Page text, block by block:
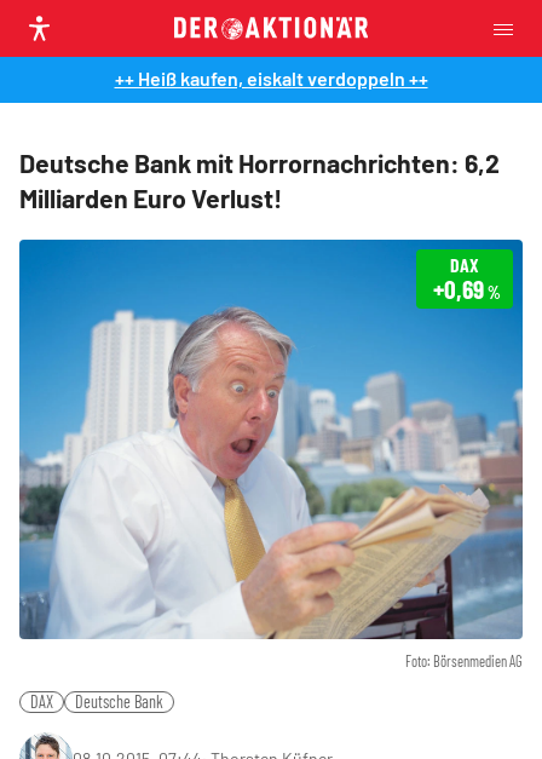
++ Heiß kaufen, eiskalt verdoppeln ++
Deutsche Bank mit Horrornachrichten: 6,2
Milliarden Euro Verlust!
Foto: Börsenmedien AG
DAX
+0,69%
DAX Deutsche Bank